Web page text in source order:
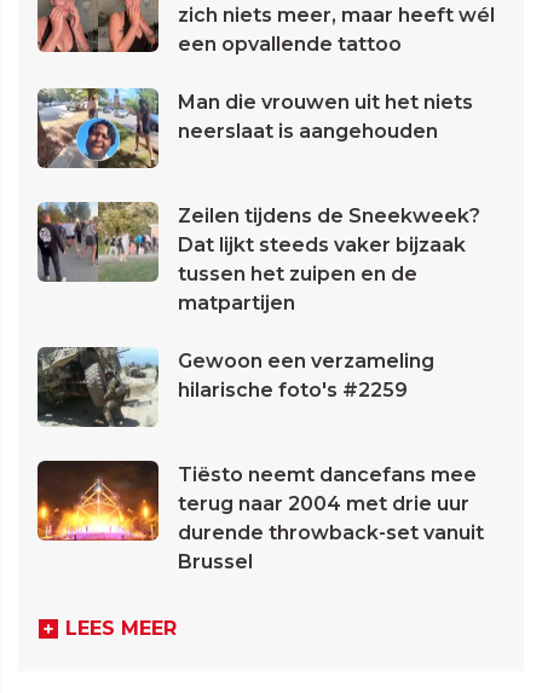
zich niets meer, maar heeft wél
een opvallende tattoo
Man die vrouwen uit het niets
neerslaat is aangehouden
Zeilen tijdens de Sneekweek?
Dat lijkt steeds vaker bijzaak
tussen het zuipen en de
matpartijen
Gewoon een verzameling
hilarische foto's #2259
Tiësto neemt dancefans mee
terug naar 2004 met drie uur
durende throwback-set vanuit
Brussel
LEES MEER